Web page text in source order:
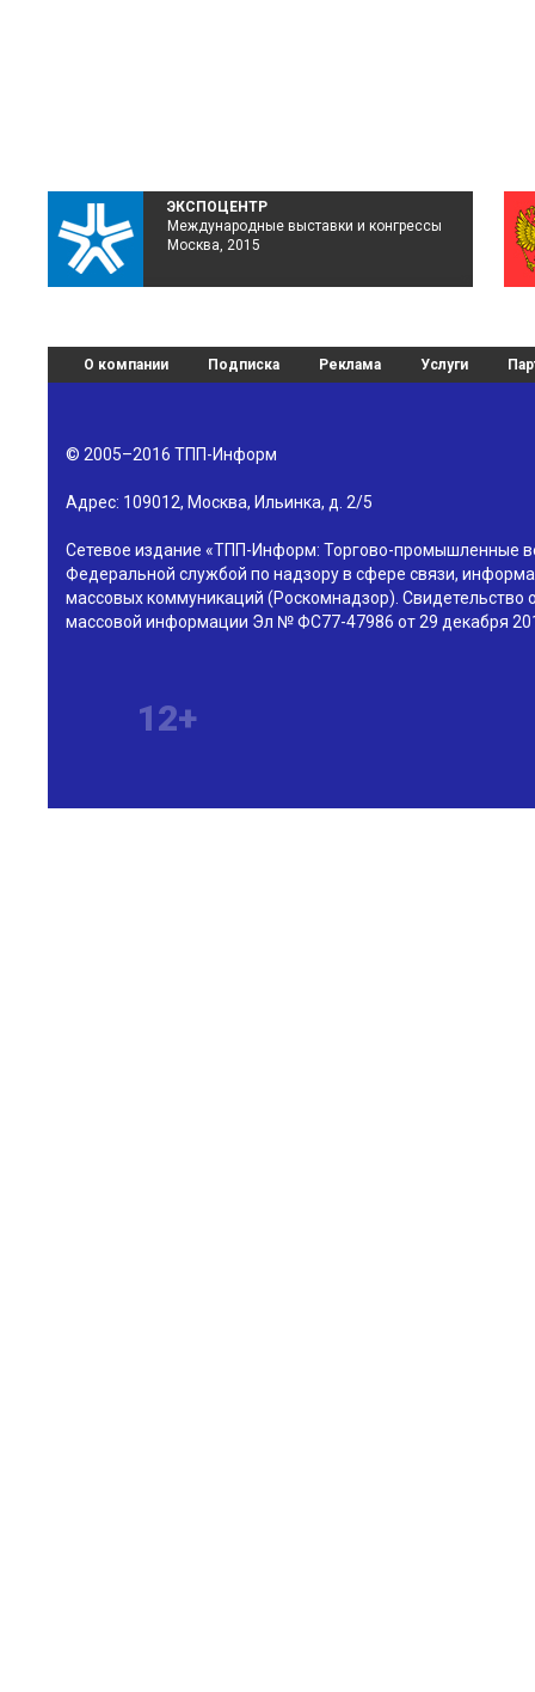
ЭКСПОЦЕНТР
Международные выставки и конгрессы
Москва, 2015
О компании Подписка Реклама Услуги
© 2005–2016 ТПП-Информ
Адрес: 109012, Москва, Ильинка, д. 2/5
Сетевое издание «ТПП-Информ: Торгово-промышленные
Федеральной службой по надзору в сфере связи,
массовых коммуникаций (Роскомнадзор). Свидетельство
массовой информации Эл № ФС77-47986 от 29 декабря
12+